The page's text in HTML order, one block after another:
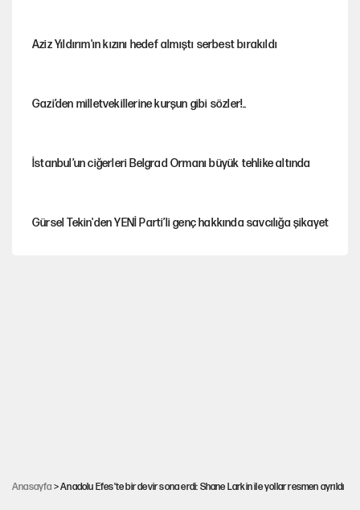
Aziz Yıldırım'ın kızını hedef almıştı serbest bırakıldı
Gazi’den milletvekillerine kurşun gibi sözler!..
İstanbul’un ciğerleri Belgrad Ormanı büyük tehlike altında
Gürsel Tekin'den YENİ Parti’li genç hakkında savcılığa şikayet
Anasayfa > Anadolu Efes'te bir devir sona erdi: Shane Larkin ile yollar resmen ayrıldı